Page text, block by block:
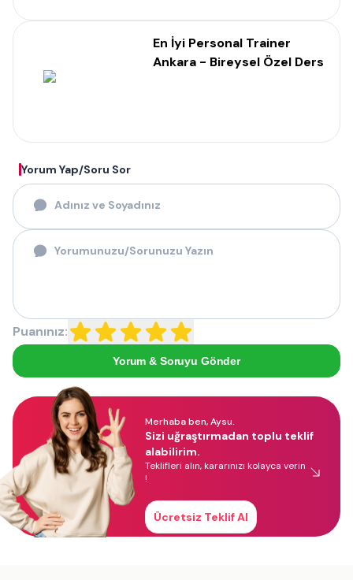
En İyi Personal Trainer
Ankara - Bireysel Özel Ders
Yorum Yap/Soru Sor
Puanınız:
Yorum & Soruyu Gönder
Merhaba ben, Aysu.
Sizi uğraştırmadan toplu teklif
alabilirim.
Teklifleri alın, kararınızı kolayca verin
!
Ücretsiz Teklif Al